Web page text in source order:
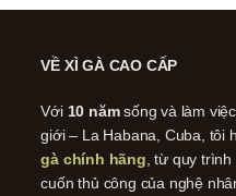
VỀ XÌ GÀ CAO CẤP
Với 10 nămsống và làm
giới – La Habana, Cuba, tôi
gà chính hãng, từ quy trình
cuốn thủ công của nghệ